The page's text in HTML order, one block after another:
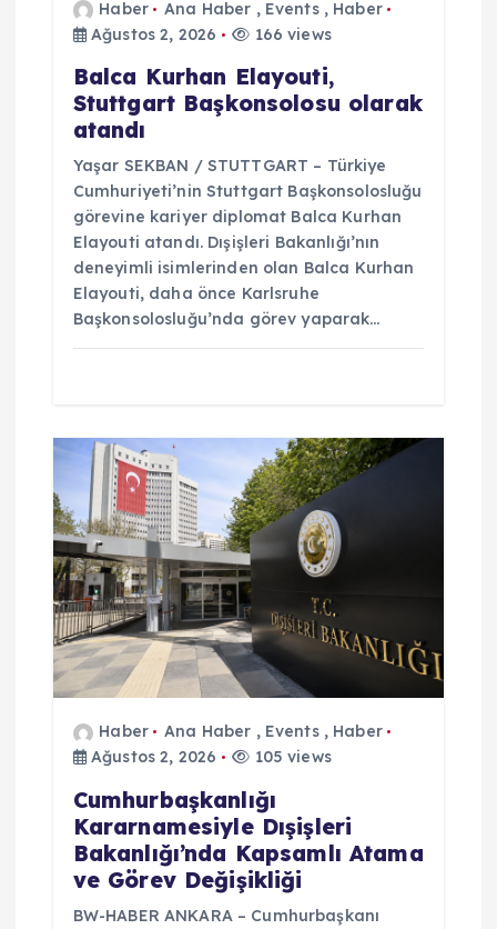
Haber Ana Haber , Events, Haber
Ağustos 2, 2026
166 views
Balca Kurhan Elayouti,
Stuttgart Başkonsolosu olarak
atandı
Yaşar SEKBAN / STUTTGART – Türkiye
Cumhuriyeti’nin Stuttgart Başkonsolosluğu
görevine kariyer diplomat Balca Kurhan
Elayouti atandı. Dışişleri Bakanlığı’nın
deneyimli isimlerinden olan Balca Kurhan
Elayouti, daha önce Karlsruhe
Başkonsolosluğu’nda görev yaparak…
Haber Ana Haber , Events, Haber
Ağustos 2, 2026
105 views
Cumhurbaşkanlığı
Kararnamesiyle Dışişleri
Bakanlığı’nda Kapsamlı Atama
ve Görev Değişikliği
BW-HABER ANKARA – Cumhurbaşkanı